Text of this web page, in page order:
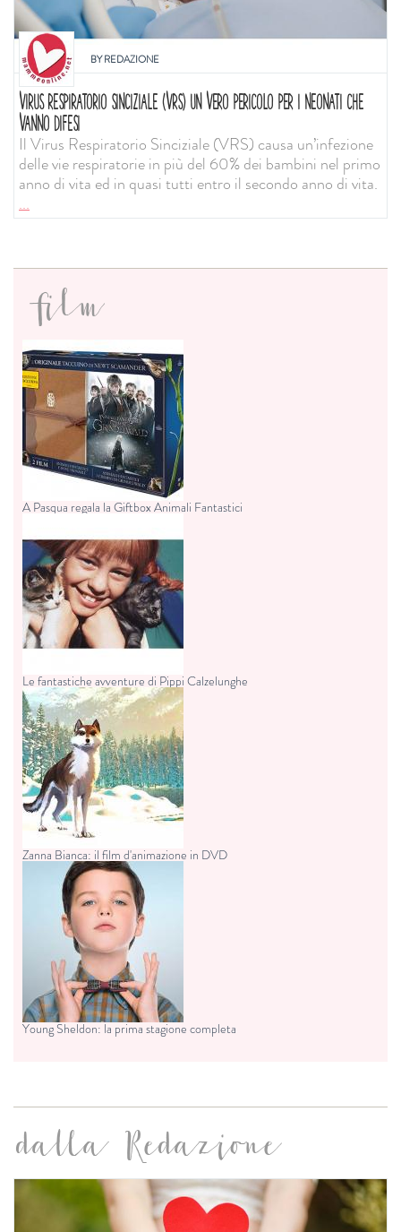
BYREDAZIONE
VIRUS RESPIRATORIO SINCIZIALE (VRS) UN VERO PERICOLO PER I NEONATI CHE
VANNO DIFESI
Il Virus Respiratorio Sinciziale (VRS) causa un’infezione
delle vie respiratorie in più del 60% dei bambini nel primo
anno di vita ed in quasi tutti entro il secondo anno di vita.
...
film
A Pasqua regala la Giftbox Animali Fantastici
Le fantastiche avventure di Pippi Calzelunghe
Zanna Bianca: il film d'animazione in DVD
Young Sheldon: la prima stagione completa
dalla Redazione